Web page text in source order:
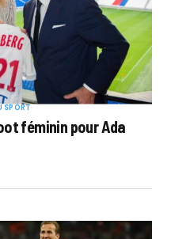
SPORT
féminin pour Ada